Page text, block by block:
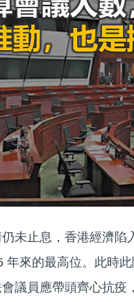
未止息，香港經濟
年來的最高位。此時
議員應帶頭齊心抗